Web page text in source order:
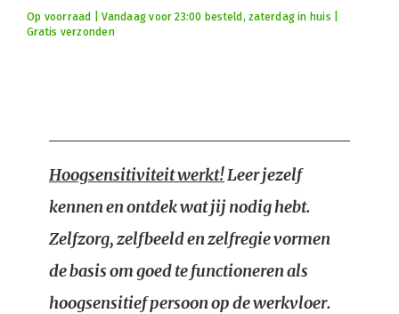
Op voorraad | Vandaag voor 23:00 besteld, zaterdag in huis |
Gratis verzonden
Hoogsensitiviteit werkt!Leer jezelf
kennen en ontdek wat jij nodig hebt.
Zelfzorg, zelfbeeld en zelfregie vormen
de basis om goed te functioneren als
hoogsensitief persoon op de werkvloer.